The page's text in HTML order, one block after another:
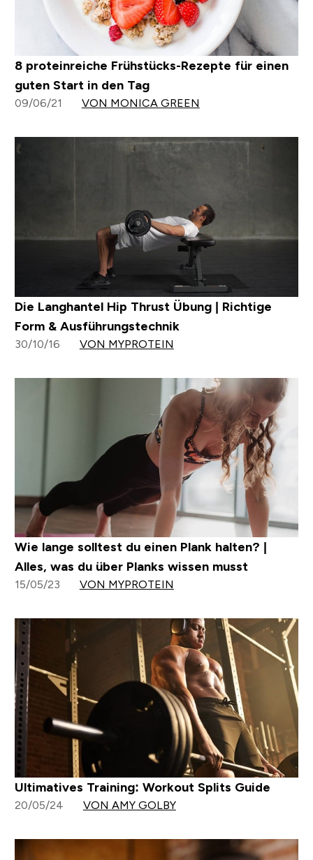
8 proteinreiche Frühstücks-Rezepte für einen
guten Start in den Tag
09/06/21 VON MONICA GREEN
Die Langhantel Hip Thrust Übung | Richtige
Form & Ausführungstechnik
30/10/16 VON MYPROTEIN
Wie lange solltest du einen Plank halten? |
Alles, was du über Planks wissen musst
15/05/23 VON MYPROTEIN
Ultimatives Training: Workout Splits Guide
20/05/24 VON AMY GOLBY